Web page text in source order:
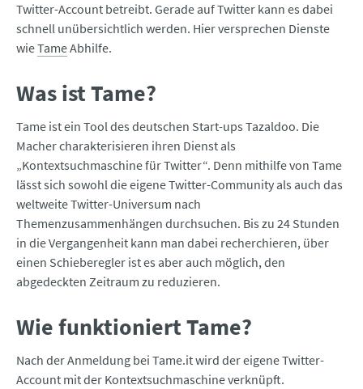
Twitter-Account betreibt. Gerade auf Twitter kann es dabei
schnell unübersichtlich werden. Hier versprechen Dienste
wieTameAbhilfe.
Was ist Tame?
Tame ist ein Tool des deutschen Start-ups Tazaldoo. Die
Macher charakterisieren ihren Dienst als
„Kontextsuchmaschine für Twitter“. Denn mithilfe von Tame
lässt sich sowohl die eigene Twitter-Community als auch das
weltweite Twitter-Universum nach
Themenzusammenhängen durchsuchen. Bis zu 24 Stunden
in die Vergangenheit kann man dabei recherchieren, über
einen Schieberegler ist es aber auch möglich, den
abgedeckten Zeitraum zu reduzieren.
Wie funktioniert Tame?
Nach der Anmeldung bei Tame.it wird der eigene Twitter-
Account mit der Kontextsuchmaschine verknüpft.